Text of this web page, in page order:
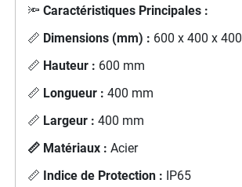
🔦 Caractéristiques Principales :
📏 Dimensions (mm) : 600 x 400 x 400
📏 Hauteur : 600 mm
📏 Longueur : 400 mm
📏 Largeur : 400 mm
📏 Matériaux : Acier
📏 Indice de Protection : IP65